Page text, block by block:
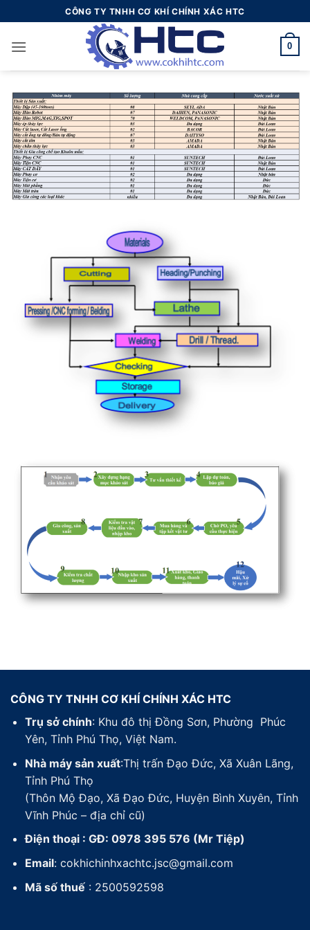
qua
nội
CÔNG TY TNHH CƠ KHÍ CHÍNH XÁC HTC
0
CÔNG TY TNHH CƠ KHÍ CHÍNH XÁC HTC
Trụ sở chính: Khu đô thị Đồng Sơn, Phường Phúc
Yên, Tỉnh Phú Thọ, Việt Nam.
Nhà máy sản xuất:Thị trấn Đạo Đức, Xã Xuân Lãng,
Tỉnh Phú Thọ
(Thôn Mộ Đạo, Xã Đạo Đức, Huyện Bình Xuyên, Tỉnh
Vĩnh Phúc – địa chỉ cũ)
Điện thoại : GĐ: 0978 395 576 (Mr Tiệp)
Email: cokhichinhxachtc.jsc@gmail.com
Mã số thuế: 2500592598